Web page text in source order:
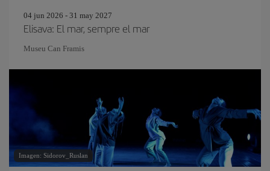
04 jun 2026 - 31 may 2027
Elisava: El mar, sempre el mar
Museu Can Framis
Imagen: Sidorov_Ruslan